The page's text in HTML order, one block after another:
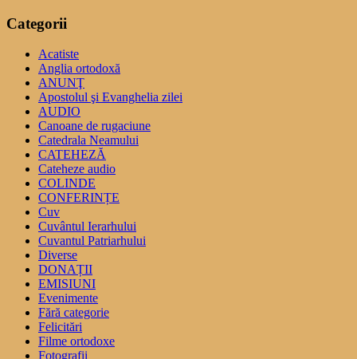
Categorii
Acatiste
Anglia ortodoxă
ANUNŢ
Apostolul şi Evanghelia zilei
AUDIO
Canoane de rugaciune
Catedrala Neamului
CATEHEZĂ
Cateheze audio
COLINDE
CONFERINȚE
Cuv
Cuvântul Ierarhului
Cuvantul Patriarhului
Diverse
DONAȚII
EMISIUNI
Evenimente
Fără categorie
Felicitări
Filme ortodoxe
Fotografii